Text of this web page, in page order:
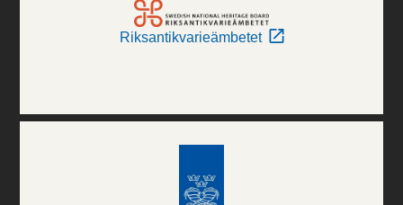
Riksantikvarieämbetet